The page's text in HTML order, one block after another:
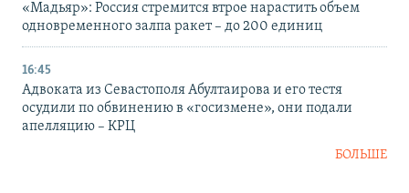
«Мадьяр»: Россия стремится втрое нарастить объем
одновременного залпа ракет – до 200 единиц
16:45
Адвоката из Севастополя Абултаирова и его тестя
осудили по обвинению в «госизмене», они подали
апелляцию – КРЦ
БОЛЬШЕ